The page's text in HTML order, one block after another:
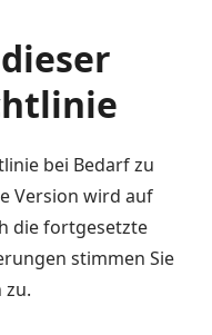
bei Bedarf zu
Version wird auf
die fortgesetzte
stimmen Sie
zu.